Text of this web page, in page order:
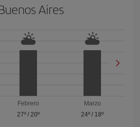
Aires
Febrero
27º/ 20º
Marzo
24º / 18º